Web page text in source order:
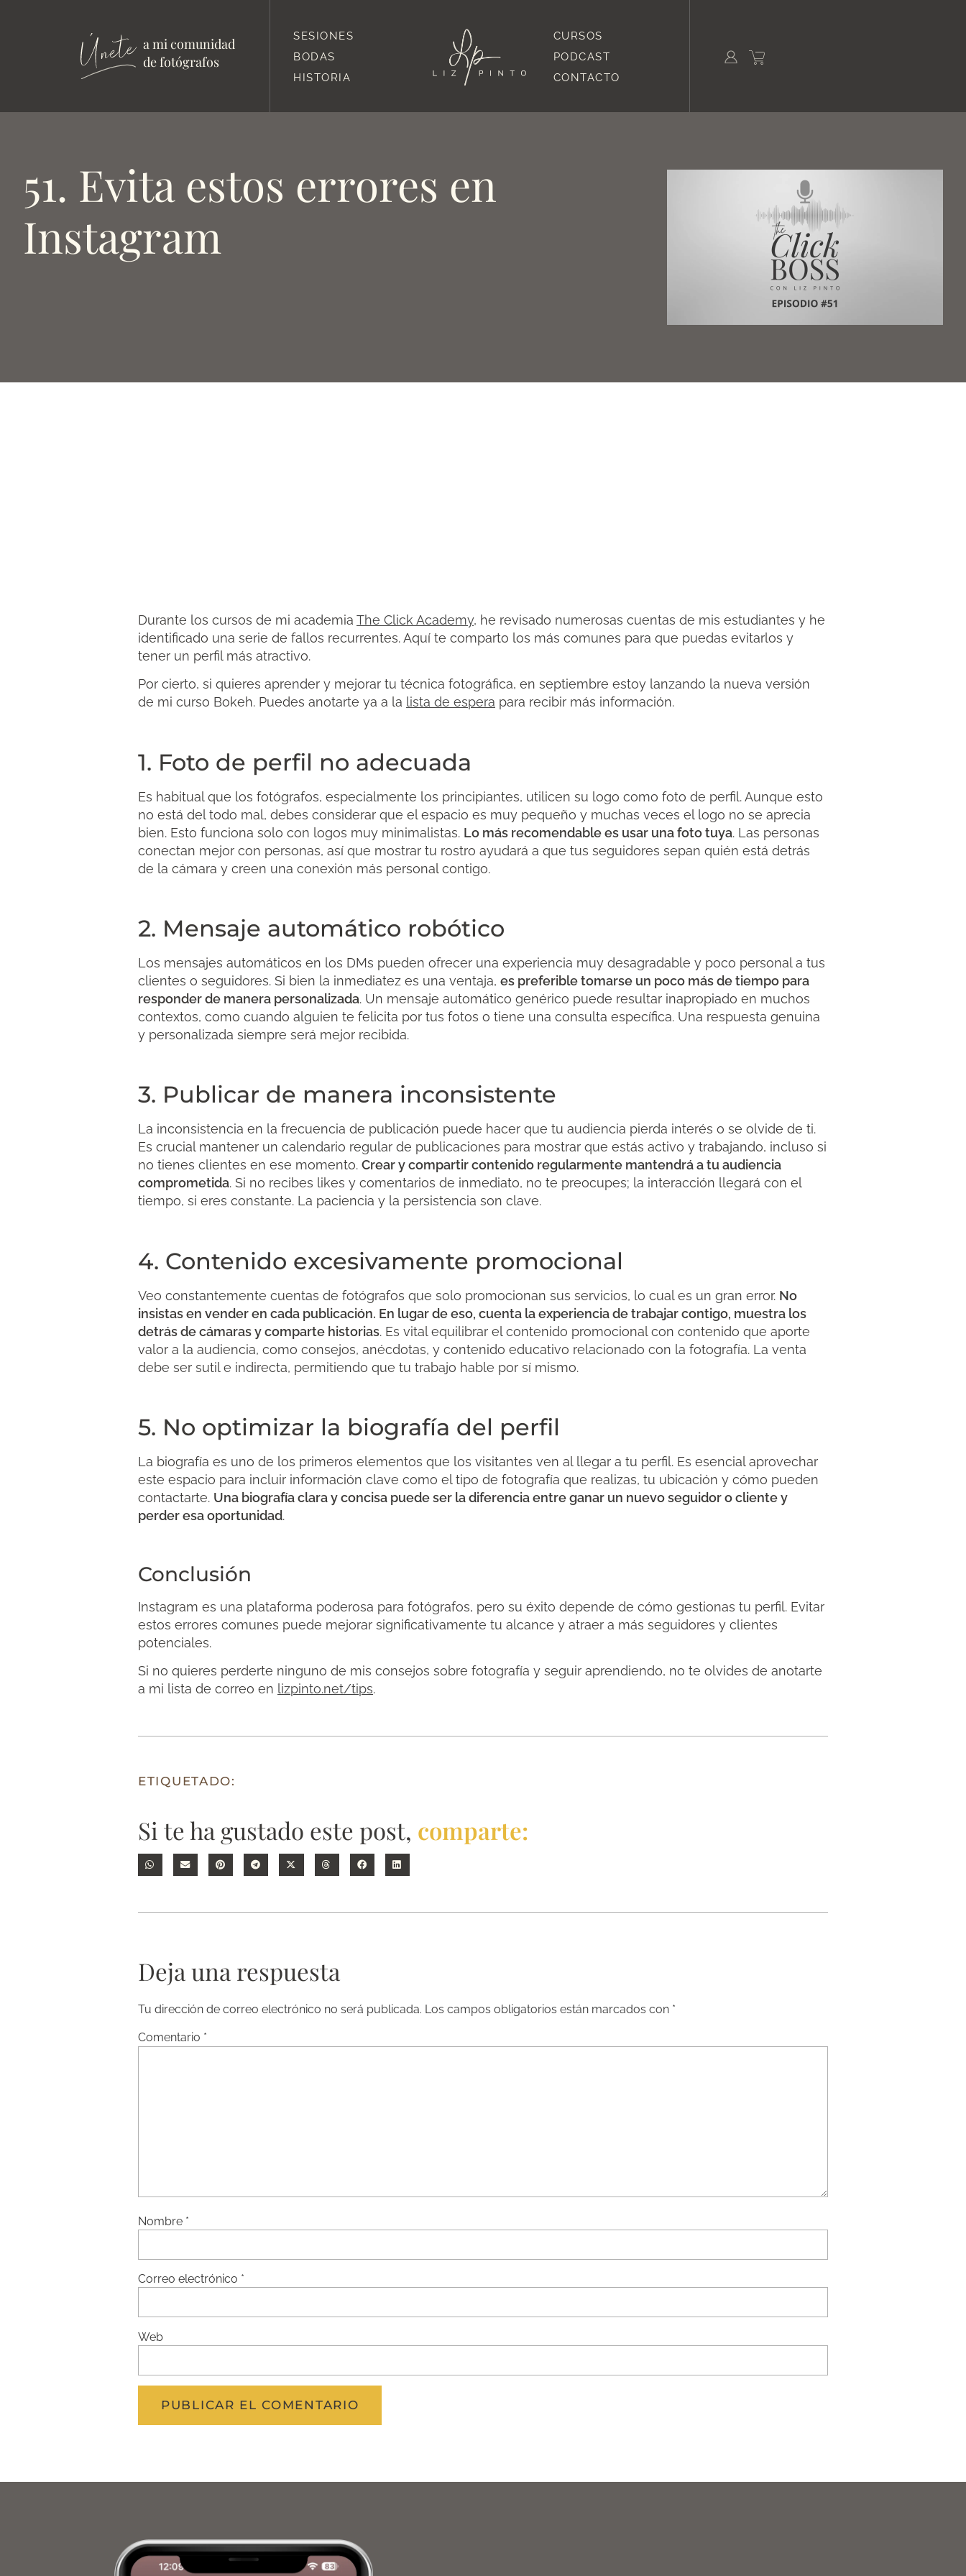
a mi comunidad
de fotógrafos
SESIONES
BODAS
HISTORIA
CURSOS
PODCAST
CONTACTO
51. Evita estos errores en
Instagram
Durante los cursos de mi academia The Click Academy, he revisado numerosas cuentas de mis estudiantes y he
identificado una serie de fallos recurrentes. Aquí te comparto los más comunes para que puedas evitarlos y
tener un perfil más atractivo.
Por cierto, si quieres aprender y mejorar tu técnica fotográfica, en septiembre estoy lanzando la nueva versión
de mi curso Bokeh. Puedes anotarte ya a la lista de espera para recibir más información.
1. Foto de perfil no adecuada
Es habitual que los fotógrafos, especialmente los principiantes, utilicen su logo como foto de perfil. Aunque esto
no está del todo mal, debes considerar que el espacio es muy pequeño y muchas veces el logo no se aprecia
bien. Esto funciona solo con logos muy minimalistas. Lo más recomendable es usar una foto tuya. Las personas
conectan mejor con personas, así que mostrar tu rostro ayudará a que tus seguidores sepan quién está detrás
de la cámara y creen una conexión más personal contigo.
2. Mensaje automático robótico
Los mensajes automáticos en los DMs pueden ofrecer una experiencia muy desagradable y poco personal a tus
clientes o seguidores. Si bien la inmediatez es una ventaja, es preferible tomarse un poco más de tiempo para
responder de manera personalizada. Un mensaje automático genérico puede resultar inapropiado en muchos
contextos, como cuando alguien te felicita por tus fotos o tiene una consulta específica. Una respuesta genuina
y personalizada siempre será mejor recibida.
3. Publicar de manera inconsistente
La inconsistencia en la frecuencia de publicación puede hacer que tu audiencia pierda interés o se olvide de ti.
Es crucial mantener un calendario regular de publicaciones para mostrar que estás activo y trabajando, incluso si
no tienes clientes en ese momento. Crear y compartir contenido regularmente mantendrá a tu audiencia
comprometida. Si no recibes likes y comentarios de inmediato, no te preocupes; la interacción llegará con el
tiempo, si eres constante. La paciencia y la persistencia son clave.
4. Contenido excesivamente promocional
Veo constantemente cuentas de fotógrafos que solo promocionan sus servicios, lo cual es un gran error. No
insistas en vender en cada publicación. En lugar de eso, cuenta la experiencia de trabajar contigo, muestra los
detrás de cámaras y comparte historias. Es vital equilibrar el contenido promocional con contenido que aporte
valor a la audiencia, como consejos, anécdotas, y contenido educativo relacionado con la fotografía. La venta
debe ser sutil e indirecta, permitiendo que tu trabajo hable por sí mismo.
5. No optimizar la biografía del perfil
La biografía es uno de los primeros elementos que los visitantes ven al llegar a tu perfil. Es esencial aprovechar
este espacio para incluir información clave como el tipo de fotografía que realizas, tu ubicación y cómo pueden
contactarte. Una biografía clara y concisa puede ser la diferencia entre ganar un nuevo seguidor o cliente y
perder esa oportunidad.
Conclusión
Instagram es una plataforma poderosa para fotógrafos, pero su éxito depende de cómo gestionas tu perfil. Evitar
estos errores comunes puede mejorar significativamente tu alcance y atraer a más seguidores y clientes
potenciales.
Si no quieres perderte ninguno de mis consejos sobre fotografía y seguir aprendiendo, no te olvides de anotarte
a mi lista de correo en lizpinto.net/tips.
ETIQUETADO:
Si te ha gustado este post, comparte:
Deja una respuesta
Tu dirección de correo electrónico no será publicada. Los campos obligatorios están marcados con *
Comentario *
Nombre *
Correo electrónico *
Web